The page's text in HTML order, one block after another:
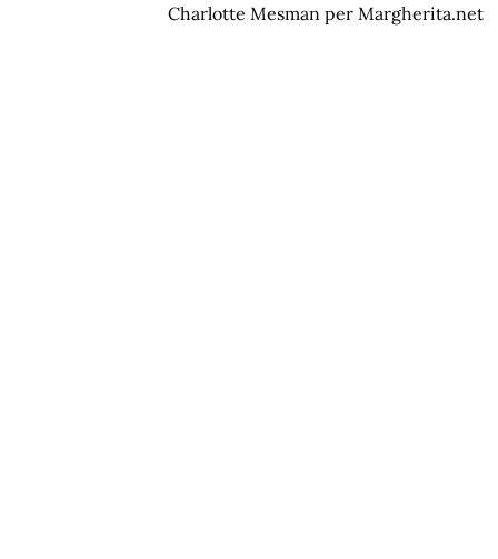
Charlotte Mesman per Margherita.net